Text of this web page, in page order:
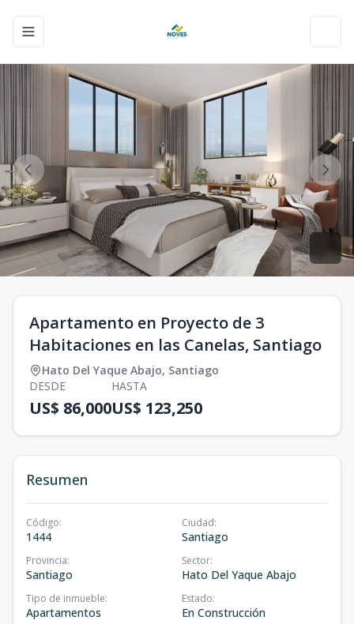
Toggle navigation menu
Apartamento en Proyecto de 3
Habitaciones en las Canelas, Santiago
Hato Del Yaque Abajo, Santiago
DESDE
US$ 86,000
HASTA
US$ 123,250
Resumen
Código:
1444
Ciudad:
Santiago
Provincia:
Santiago
Sector:
Hato Del Yaque Abajo
Tipo de inmueble:
Apartamentos
Estado:
En Construcción